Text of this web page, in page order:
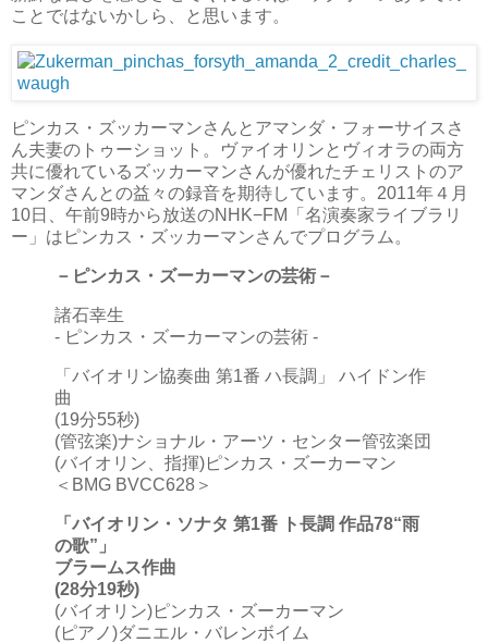
ことではないかしら、と思います。
ピンカス・ズッカーマンさんとアマンダ・フォーサイスさ
ん夫妻のトゥーショット。ヴァイオリンとヴィオラの両方
共に優れているズッカーマンさんが優れたチェリストのア
マンダさんとの益々の録音を期待しています。2011年４月
10日、午前9時から放送のNHK−FM「名演奏家ライブラリ
ー」はピンカス・ズッカーマンさんでプログラム。
－ピンカス・ズーカーマンの芸術－
諸石幸生
- ピンカス・ズーカーマンの芸術 -
「バイオリン協奏曲 第1番 ハ長調」 ハイドン作
曲
(19分55秒)
(管弦楽)ナショナル・アーツ・センター管弦楽団
(バイオリン、指揮)ピンカス・ズーカーマン
＜BMG BVCC628＞
「バイオリン・ソナタ 第1番 ト長調 作品78“雨
の歌”」
ブラームス作曲
(28分19秒)
(バイオリン)ピンカス・ズーカーマン
(ピアノ)ダニエル・バレンボイム